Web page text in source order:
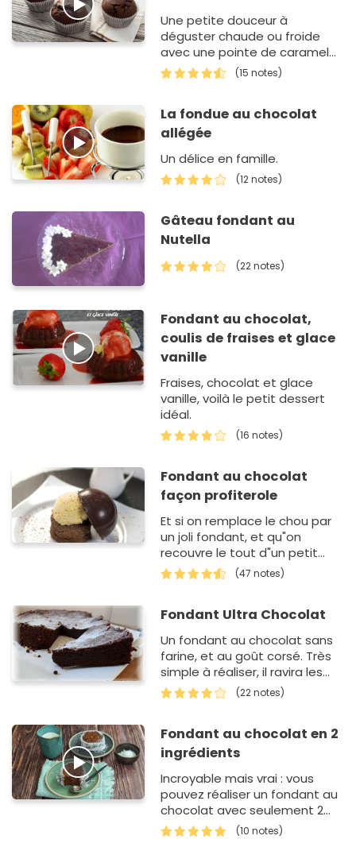
Une petite douceur à
déguster chaude ou froide
avec une pointe de caramel
au beurre salé et du pralin.
(15 notes)
La fondue au chocolat
allégée
Un délice en famille.
(12 notes)
Gâteau fondant au
Nutella
(22 notes)
Fondant au chocolat,
coulis de fraises et glace
vanille
Fraises, chocolat et glace
vanille, voilà le petit dessert
idéal.
(16 notes)
Fondant au chocolat
façon profiterole
Et si on remplace le chou par
un joli fondant, et qu"on
recouvre le tout d"un petit
dôme de chocolat, on a
rapidement une profiterole
(47 notes)
Fondant Ultra Chocolat
Un fondant au chocolat sans
farine, et au goût corsé. Très
simple à réaliser, il ravira les
papilles de tous!(22 notes)
Fondant au chocolat en 2
ingrédients
Incroyable mais vrai : vous
pouvez réaliser un fondant au
chocolat avec seulement 2
ingrédients. Vous avez des
bananes et du chocolat qui
(10 notes)